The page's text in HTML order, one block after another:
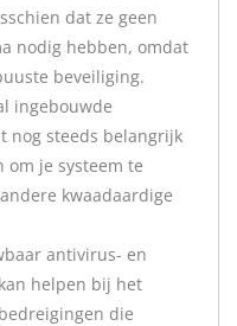
dat ze geen
nodig hebben, omdat
beveiliging.
ingebouwde
nog steeds belangrijk
om je systeem te
kwaadaardige
antivirus- en
helpen bij het
die